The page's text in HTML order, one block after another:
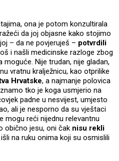
ona je potom konzultirala
da joj objasne kako stojimo
– da ne povjeruješ – potvrdili
i našli medicinske razloge zbog
Nije trudan, nije gladan,
vratnu kralježnicu, kao otprilike
Hrvatske, a najmanje polovica
tko je koga usmjerio na
padne u nesvijest, umjesto
ali je nesporno da su vještaci
mogu reći nijednu relevantnu
obično jesu, oni čak nisu rekli
na ruku onima koji su osmislili